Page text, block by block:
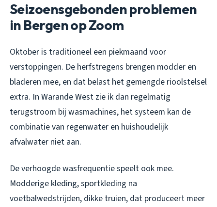
Seizoensgebonden problemen
in Bergen op Zoom
Oktober is traditioneel een piekmaand voor
verstoppingen. De herfstregens brengen modder en
bladeren mee, en dat belast het gemengde rioolstelsel
extra. In Warande West zie ik dan regelmatig
terugstroom bij wasmachines, het systeem kan de
combinatie van regenwater en huishoudelijk
afvalwater niet aan.
De verhoogde wasfrequentie speelt ook mee.
Modderige kleding, sportkleding na
voetbalwedstrijden, dikke truien, dat produceert meer